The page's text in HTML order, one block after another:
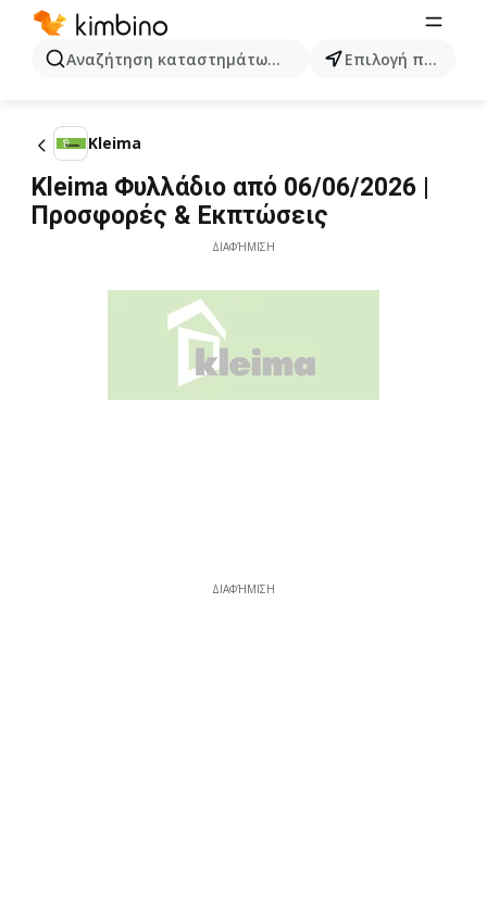
Αναζήτηση καταστημάτων, κατηγοριών, προϊόντων...
Επιλογή πόλης
Kleima
Kleima Φυλλάδιο από 06/06/2026 |
Προσφορές & Εκπτώσεις
ΔΙΑΦΉΜΙΣΗ
ΔΙΑΦΉΜΙΣΗ